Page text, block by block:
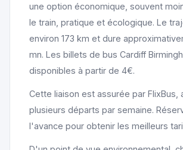
une option économique, souvent
le train, pratique et écologique. Le
environ 173 km et dure
mn. Les billets de bus Cardiff
disponibles à partir de 4€.
Cette liaison est assurée par FlixBus,
plusieurs départs par semaine.
l'avance pour obtenir les meilleurs